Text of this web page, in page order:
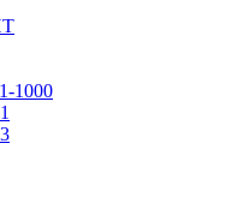
1000